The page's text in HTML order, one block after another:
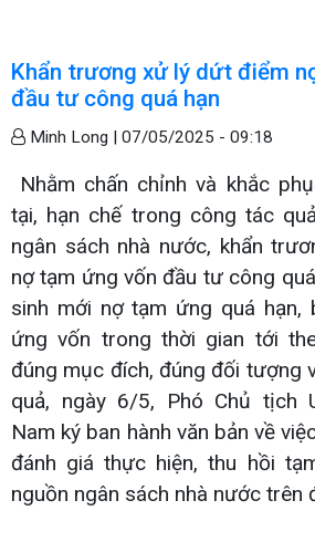
Khẩn trương xử lý dứt điểm
đầu tư công quá hạn
Minh Long | 07/05/2025 - 09:18
Nhằm chấn chỉnh và khắc
tại, hạn chế trong công tác
ngân sách nhà nước, khẩn
nợ tạm ứng vốn đầu tư công
sinh mới nợ tạm ứng quá hạn,
ứng vốn trong thời gian tới
đúng mục đích, đúng đối tượng
quả, ngày 6/5, Phó Chủ tịch
Nam ký ban hành văn bản về
đánh giá thực hiện, thu hồi
nguồn ngân sách nhà nước trên